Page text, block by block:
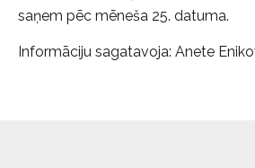
saņem pēc mēneša 25. datuma.
Informāciju sagatavoja: Anete